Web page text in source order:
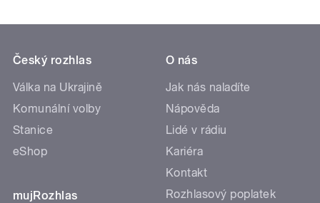
Český rozhlas
Válka na Ukrajině
Komunální volby
Stanice
eShop
mujRozhlas
O nás
Jak nás naladíte
Nápověda
Lidé v rádiu
Kariéra
Kontakt
Rozhlasový poplatek